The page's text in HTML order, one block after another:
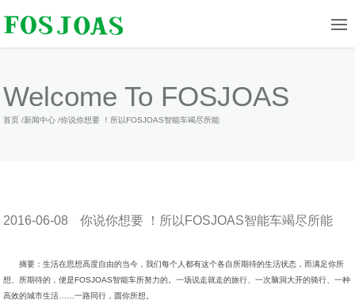
Welcome To FOSJOAS
首页 /新闻中心 /你说你想要 ！所以FOSJOAS智能车竭尽所能
2016-06-08 你说你想要 ！所以FOSJOAS智能车竭尽所能
摘要：生活在思想高度自由的当今，我们每个人都有这个各自所期待的生活状态，而满足你所
想、所期待的，便是FOSJOAS智能车所努力的。一场说走就走的旅行、一次脑洞大开的骑行、一种
高效的城市生活……一路同行，圆你所想。